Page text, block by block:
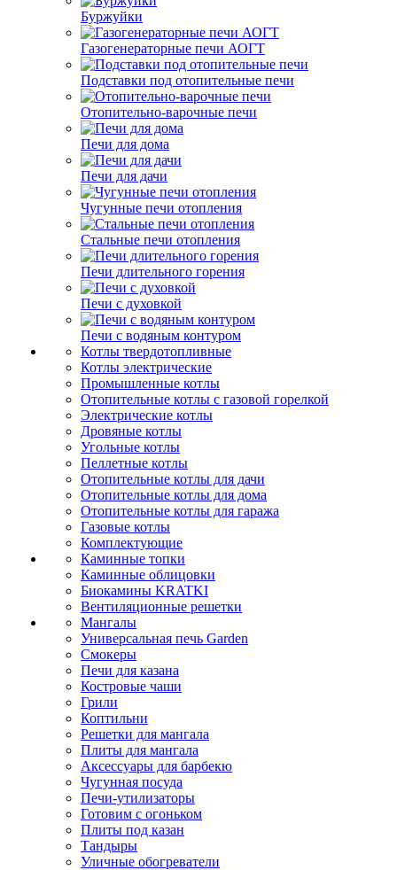
Буржуйки
Газогенераторные печи АОГТ
Подставки под отопительные печи
Отопительно-варочные печи
Печи для дома
Печи для дачи
Чугунные печи отопления
Стальные печи отопления
Печи длительного горения
Печи с духовкой
Печи с водяным контуром
Котлы твердотопливные
Котлы электрические
Промышленные котлы
Отопительные котлы с газовой горелкой
Электрические котлы
Дровяные котлы
Угольные котлы
Пеллетные котлы
Отопительные котлы для дачи
Отопительные котлы для дома
Отопительные котлы для гаража
Газовые котлы
Комплектующие
Каминные топки
Каминные облицовки
Биокамины KRATKI
Вентиляционные решетки
Мангалы
Универсальная печь Garden
Смокеры
Печи для казана
Костровые чаши
Грили
Коптильни
Решетки для мангала
Плиты для мангала
Аксессуары для барбекю
Чугунная посуда
Печи-утилизаторы
Готовим с огоньком
Плиты под казан
Тандыры
Уличные обогреватели